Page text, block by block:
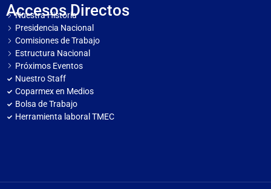
Accesos Directos
Nuestra Historia
Presidencia Nacional
Comisiones de Trabajo
Estructura Nacional
Próximos Eventos
Nuestro Staff
Coparmex en Medios
Bolsa de Trabajo
Herramienta laboral TMEC